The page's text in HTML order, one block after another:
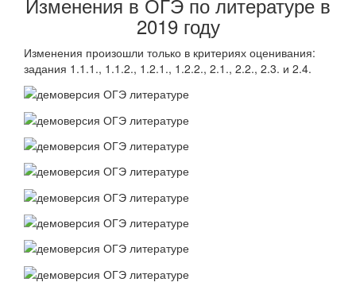
2019 году
Изменения произошли только в критериях оценивания:
задания 1.1.1., 1.1.2., 1.2.1., 1.2.2., 2.1., 2.2., 2.3. и 2.4.